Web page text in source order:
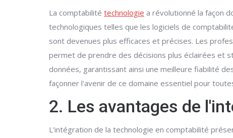
La comptabilité technologie a révolutionné la façon
technologiques telles que les logiciels de
sont devenues plus efficaces et précises. Les
permet de prendre des décisions plus éclairées et
données, garantissant ainsi une meilleure fiabilité
façonner l'avenir de ce domaine essentiel pour
2. Les avantages de
L'intégration de la technologie en comptabilité